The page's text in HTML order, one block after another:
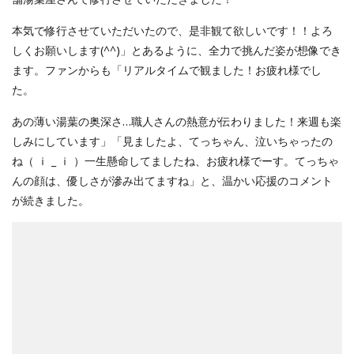
本気で修行させていただいたので、是非観て欲しいです！！よろ
しくお願いします(^^)」とあるように、全力で挑んだ姿が想像でき
ます。ファンからも「リアルタイムで観ました！お疲れ様でし
た。
あの薄い湯葉の奥深さ…職人さんの熱意が伝わりました！来週も楽
しみにしています」「見ましたよ、てっちゃん、泣いちゃったの
ね（ ｉ _ ｉ ）一生懸命してましたね、お疲れ様でーす。てっちゃ
んの顔は、優しさが滲み出てますね」と、温かい応援のコメント
が続きました。